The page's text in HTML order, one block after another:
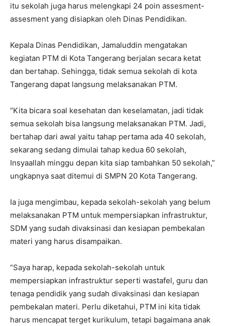
itu sekolah juga harus melengkapi 24 poin assesment-
assesment yang disiapkan oleh Dinas Pendidikan.
Kepala Dinas Pendidikan, Jamaluddin mengatakan
kegiatan PTM di Kota Tangerang berjalan secara ketat
dan bertahap. Sehingga, tidak semua sekolah di kota
Tangerang dapat langsung melaksanakan PTM.
“Kita bicara soal kesehatan dan keselamatan, jadi tidak
semua sekolah bisa langsung melaksanakan PTM. Jadi,
bertahap dari awal yaitu tahap pertama ada 40 sekolah,
sekarang sedang dimulai tahap kedua 60 sekolah,
Insyaallah minggu depan kita siap tambahkan 50 sekolah,”
ungkapnya saat ditemui di SMPN 20 Kota Tangerang.
Ia juga mengimbau, kepada sekolah-sekolah yang belum
melaksanakan PTM untuk mempersiapkan infrastruktur,
SDM yang sudah divaksinasi dan kesiapan pembekalan
materi yang harus disampaikan.
“Saya harap, kepada sekolah-sekolah untuk
mempersiapkan infrastruktur seperti wastafel, guru dan
tenaga pendidik yang sudah divaksinasi dan kesiapan
pembekalan materi. Perlu diketahui, PTM ini kita tidak
harus mencapat terget kurikulum, tetapi bagaimana anak